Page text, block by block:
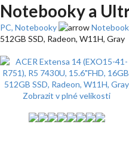
Notebooky a
PC, Notebooky
512GB SSD, Radeon, W11H, Gray
Zobrazit v plné velikosti